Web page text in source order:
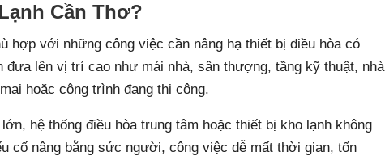
Cần Thơ?
hợp với những công việc cần nâng hạ thiết bị điều hòa có
lên vị trí cao như mái nhà, sân thượng, tầng kỹ thuật, nhà
hoặc công trình đang thi công.
hệ thống điều hòa trung tâm hoặc thiết bị kho lạnh không
cố nâng bằng sức người, công việc dễ mất thời gian, tốn